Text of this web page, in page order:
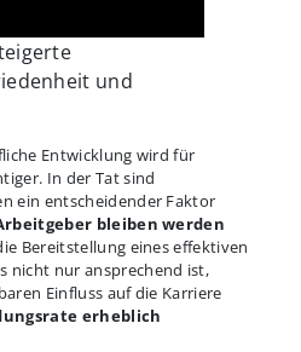
und
Entwicklung wird für
In der Tat sind
ein entscheidender Faktor
bleiben werden
Bereitstellung eines effektiven
nicht nur ansprechend ist,
Einfluss auf die Karriere
erheblich